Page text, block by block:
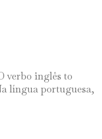
verbo inglês to
língua portuguesa,